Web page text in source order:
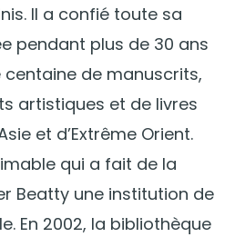
Il a confié toute sa
pendant plus de 30 ans
de manuscrits,
artistiques et de livres
et d’Extrême Orient.
qui a fait de la
Beatty une institution de
En 2002, la bibliothèque